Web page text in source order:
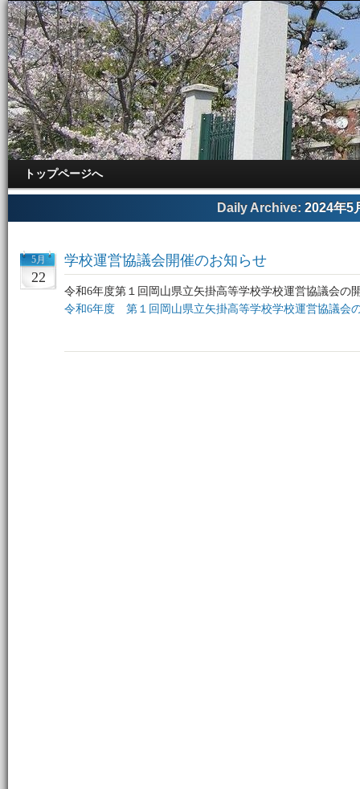
トップページへ
Daily Archive: 2024年5
5月
22
学校運営協議会開催のお知らせ
令和6年度第１回岡山県立矢掛高等学校学校運営協議会の
令和6年度 第１回岡山県立矢掛高等学校学校運営協議会